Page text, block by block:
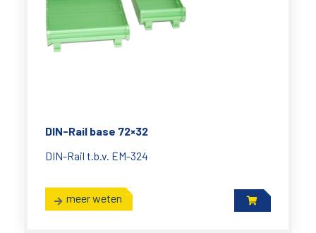
DIN-Rail base 72×32
DIN-Rail t.b.v. EM-324
meer weten